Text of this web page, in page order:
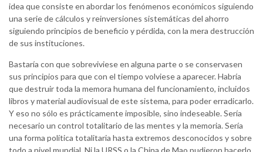
idea que consiste en abordar los fenómenos económicos siguiendo
una serie de cálculos y reinversiones sistemáticas del ahorro
siguiendo principios de beneficio y pérdida, con la mera destrucción
de sus instituciones.
Bastaría con que sobreviviese en alguna parte o se conservasen
sus principios para que con el tiempo volviese a aparecer. Habría
que destruir toda la memora humana del funcionamiento, incluidos
libros y material audiovisual de este sistema, para poder erradicarlo.
Y eso no sólo es prácticamente imposible, sino indeseable. Sería
necesario un control totalitario de las mentes y la memoria. Sería
una forma política totalitaria hasta extremos desconocidos y sobre